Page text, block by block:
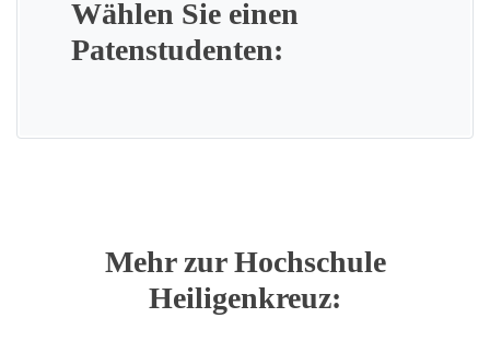
Wählen Sie einen
Patenstudenten:
Mehr zur Hochschule
Heiligenkreuz: